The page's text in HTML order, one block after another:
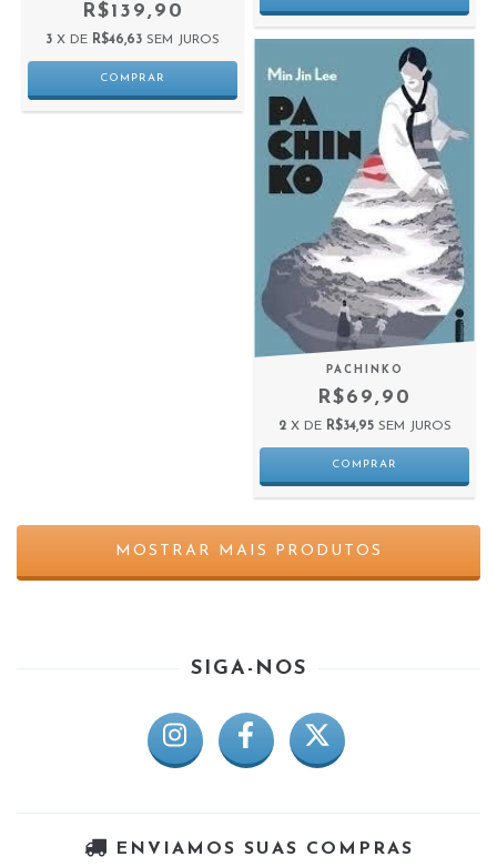
R$139,90
3 X DE R$46,63 SEM JUROS
PACHINKO
R$69,90
2 X DE R$34,95 SEM JUROS
MOSTRAR MAIS PRODUTOS
SIGA-NOS
ENVIAMOS SUAS COMPRAS